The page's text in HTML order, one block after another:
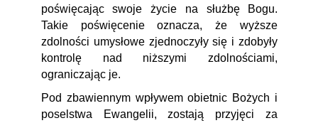
poświęcając swoje życie na służbę Bogu.
Takie poświęcenie oznacza, że wyższe
zdolności umysłowe zjednoczyły się i zdobyły
kontrolę nad niższymi zdolnościami,
ograniczając je.
Pod zbawiennym wpływem obietnic Bożych i
poselstwa Ewangelii, zostają przyjęci za